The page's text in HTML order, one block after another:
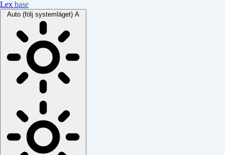
Lex base
Auto (följ systemläget) A